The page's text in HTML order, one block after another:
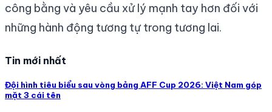
công bằng và yêu cầu xử lý mạnh tay hơn đối với
những hành động tương tự trong tương lai.
Tin mới nhất
Đội hình tiêu biểu sau vòng bảng AFF Cup 2026: Việt Nam góp
mặt 3 cái tên